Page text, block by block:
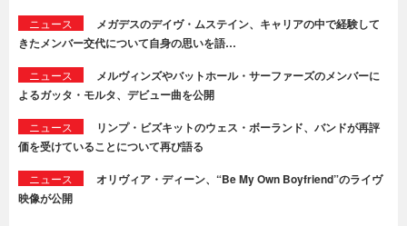
ニュース
メガデスのデイヴ・ムステイン、キャリアの中で経験して
きたメンバー交代について自身の思いを語…
ニュース
メルヴィンズやバットホール・サーファーズのメンバーに
よるガッタ・モルタ、デビュー曲を公開
ニュース
リンプ・ビズキットのウェス・ボーランド、バンドが再評
価を受けていることについて再び語る
ニュース
オリヴィア・ディーン、“Be My Own Boyfriend”のライヴ
映像が公開